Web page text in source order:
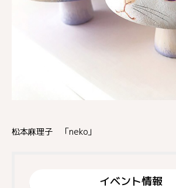
松本麻理子 「neko」
イベント情報